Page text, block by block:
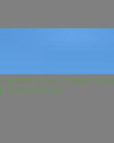
SAMOSPRÁVA OBECNÝ
ORGANIZÁCIE